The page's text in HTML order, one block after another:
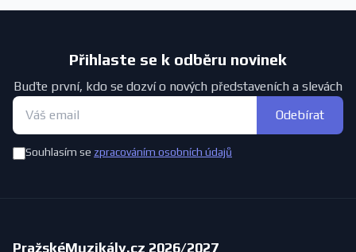
Přihlaste se k odběru novinek
Buďte první, kdo se dozví o nových představeních a slevách
Odebírat
Souhlasím se zpracováním osobních údajů
PražskéMuzikály.cz 2026/2027